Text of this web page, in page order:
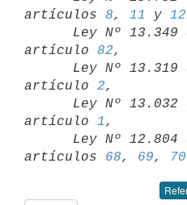
artículos 8, 11 y 12
artículo 82,
artículo 2,
artículo 1 ,
artículos 68, 69, 70